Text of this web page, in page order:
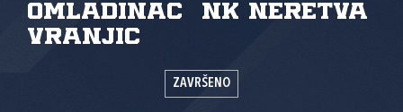
Omladinac
Vranjic
NK Neretva
ZAVRŠENO